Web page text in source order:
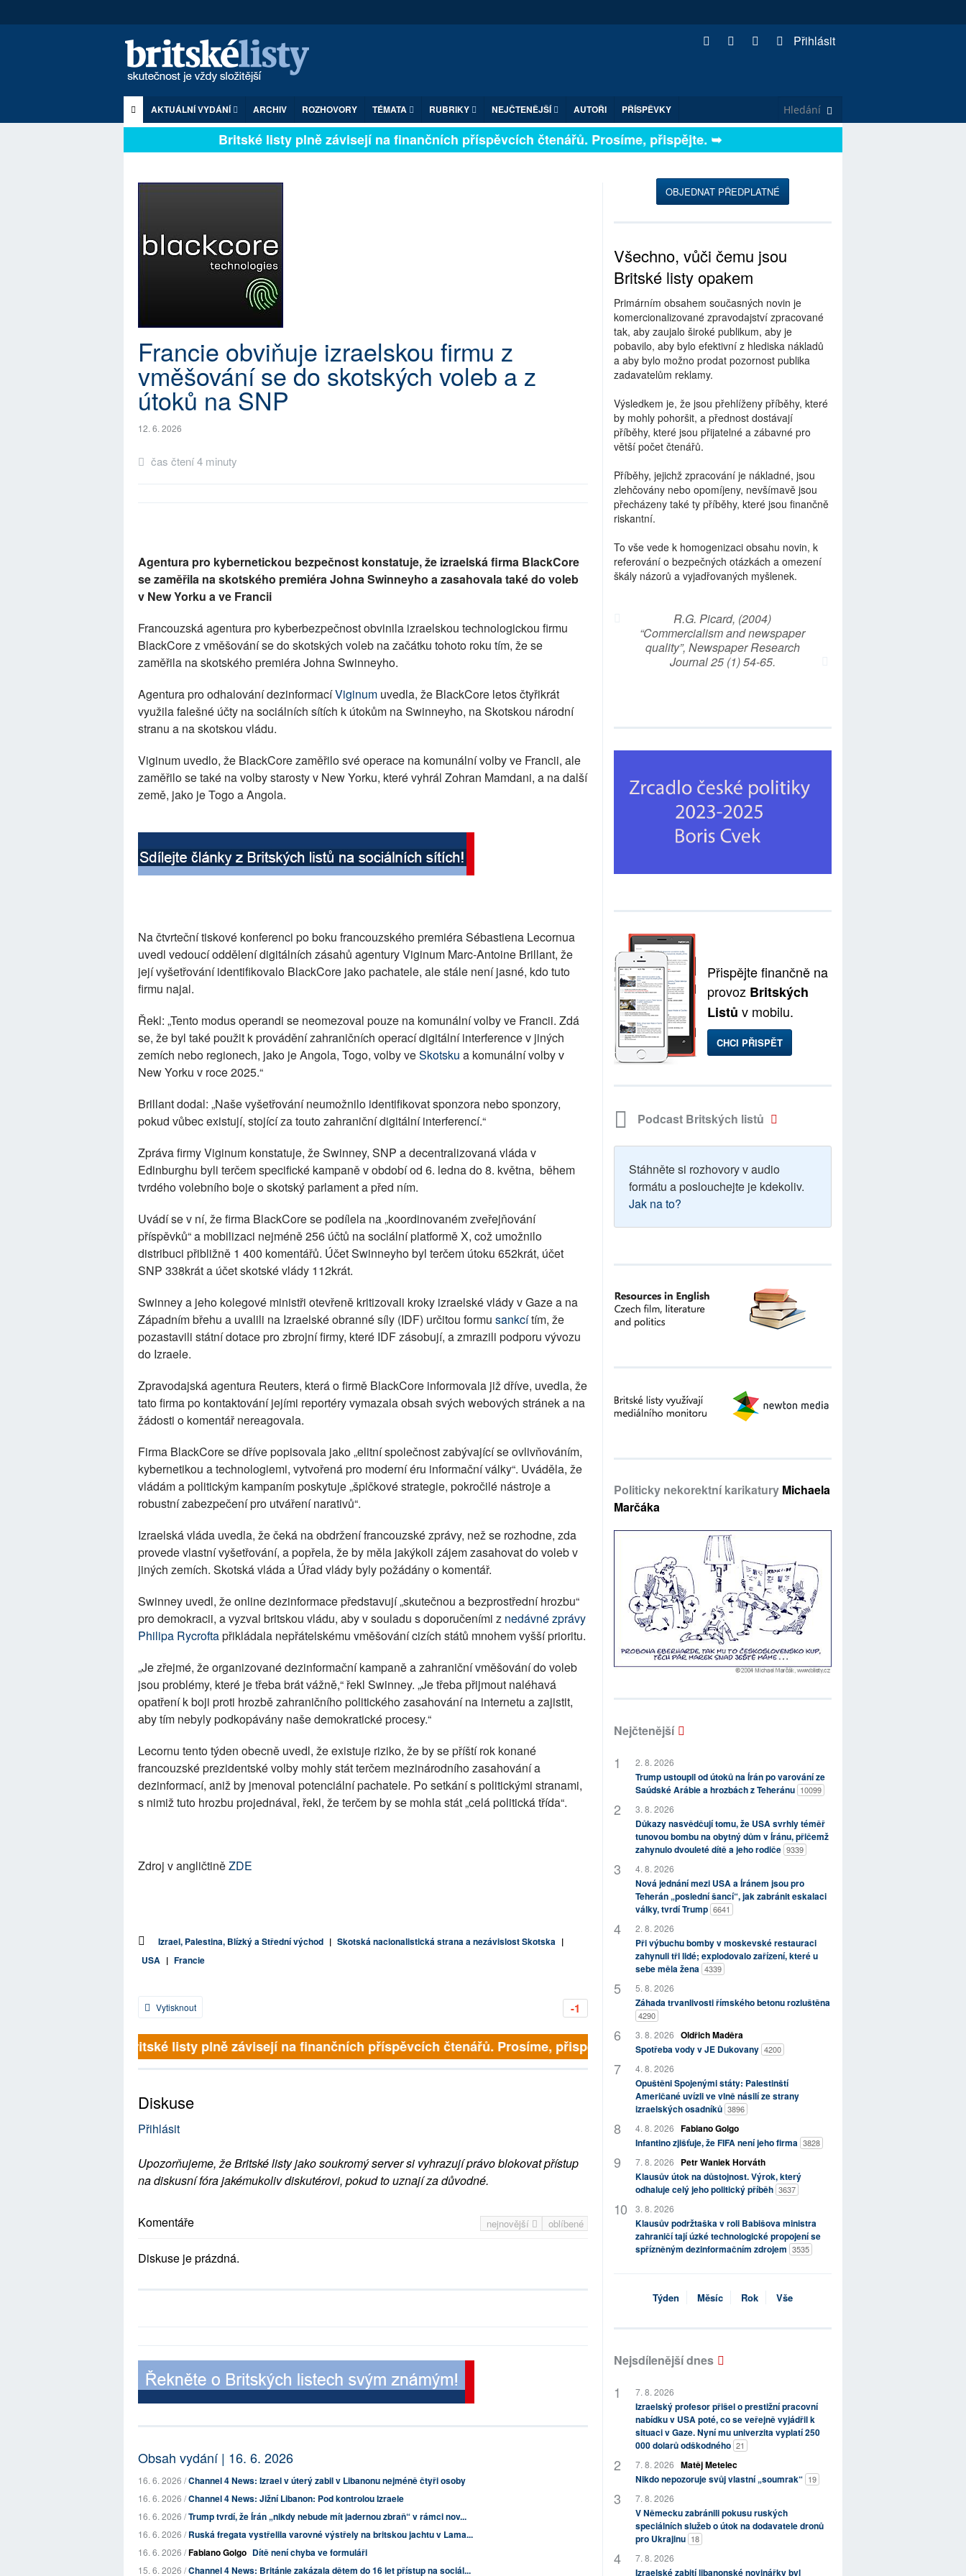
Přihlásit
AKTUÁLNÍ VYDÁNÍ ARCHIV ROZHOVORY TÉMATA RUBRIKY NEJČTENĚJŠÍ AUTOŘI PŘÍSPĚVKY
Britské listy plně závisejí na finančních příspěvcích čtenářů. Prosíme, přispějte. ➥
Francie obviňuje izraelskou firmu z
vměšování se do skotských voleb a z
útoků na SNP
12. 6. 2026
čas čtení 4 minuty
Agentura pro kybernetickou bezpečnost konstatuje, že izraelská firma BlackCore
se zaměřila na skotského premiéra Johna Swinneyho a zasahovala také do voleb
v New Yorku a ve Francii
Francouzská agentura pro kyberbezpečnost obvinila izraelskou technologickou firmu
BlackCore z vměšování se do skotských voleb na začátku tohoto roku tím, že se
zaměřila na skotského premiéra Johna Swinneyho.
Agentura pro odhalování dezinformacíViginum uvedla, že BlackCore letos čtyřikrát
využila falešné účty na sociálních sítích k útokům na Swinneyho, na Skotskou národní
stranu a na skotskou vládu.
Viginum uvedlo, že BlackCore zaměřilo své operace na komunální volby ve Francii, ale
zaměřilo se také na volby starosty v New Yorku, které vyhrál Zohran Mamdani, a na další
země, jako je Togo a Angola.
Na čtvrteční tiskové konferenci po boku francouzského premiéra Sébastiena Lecornua
uvedl vedoucí oddělení digitálních zásahů agentury Viginum Marc-Antoine Brillant, že
její vyšetřování identifikovalo BlackCore jako pachatele, ale stále není jasné, kdo tuto
firmu najal.
Řekl: „Tento modus operandi se neomezoval pouze na komunální volby ve Francii. Zdá
se, že byl také použit k provádění zahraničních operací digitální interference v jiných
zemích nebo regionech, jako je Angola, Togo, volby veSkotsku a komunální volby v
New Yorku v roce 2025.“
Brillant dodal: „Naše vyšetřování neumožnilo identifikovat sponzora nebo sponzory,
pokud vůbec existují, stojící za touto zahraniční digitální interferencí.“
Zpráva firmy Viginum konstatuje, že Swinney, SNP a decentralizovaná vláda v
Edinburghu byli terčem specifické kampaně v období od 6. ledna do 8. května, během
tvrdého volebního boje o skotský parlament a před ním.
Uvádí se v ní, že firma BlackCore se podílela na „koordinovaném zveřejňování
příspěvků“ a mobilizaci nejméně 256 účtů na sociální platformě X, což umožnilo
distribuci přibližně 1 400 komentářů. Účet Swinneyho byl terčem útoku 652krát, účet
SNP 338krát a účet skotské vlády 112krát.
Swinney a jeho kolegové ministři otevřeně kritizovali kroky izraelské vlády v Gaze a na
Západním břehu a uvalili na Izraelské obranné síly (IDF) určitou formu sankcítím, že
pozastavili státní dotace pro zbrojní firmy, které IDF zásobují, a zmrazili podporu vývozu
do Izraele.
Zpravodajská agentura Reuters, která o firmě BlackCore informovala již dříve, uvedla, že
tato firma po kontaktování jejími reportéry vymazala obsah svých webových stránek a na
žádosti o komentář nereagovala.
Firma BlackCore se dříve popisovala jako „elitní společnost zabývající se ovlivňováním,
kybernetikou a technologiemi, vytvořená pro moderní éru informační války“. Uváděla, že
vládám a politickým kampaním poskytuje „špičkové strategie, pokročilé nástroje a
robustní zabezpečení pro utváření narativů“.
Izraelská vláda uvedla, že čeká na obdržení francouzské zprávy, než se rozhodne, zda
provede vlastní vyšetřování, a popřela, že by měla jakýkoli zájem zasahovat do voleb v
jiných zemích. Skotská vláda a Úřad vlády byly požádány o komentář.
Swinney uvedl, že online dezinformace představují „skutečnou a bezprostřední hrozbu“
pro demokracii, a vyzval britskou vládu, aby v souladu s doporučeními z nedávné zprávy
Philipa Rycroftapřikládala nepřátelskému vměšování cizích států mnohem vyšší prioritu.
„Je zřejmé, že organizované dezinformační kampaně a zahraniční vměšování do voleb
jsou problémy, které je třeba brát vážně,“ řekl Swinney. „Je třeba přijmout naléhavá
opatření k boji proti hrozbě zahraničního politického zasahování na internetu a zajistit,
aby tím nebyly podkopávány naše demokratické procesy.“
Lecornu tento týden obecně uvedl, že existuje riziko, že by se příští rok konané
francouzské prezidentské volby mohly stát terčem mezinárodního zasahování a
dezinformací, aniž by jmenoval potenciální pachatele. Po setkání s politickými stranami,
s nimiž tuto hrozbu projednával, řekl, že terčem by se mohla stát „celá politická třída“.
Zdroj v angličtiněZDE
Izrael, Palestina, Blízký a Střední východ | Skotská nacionalistická strana a nezávislost Skotska |
USA | Francie
-1
Vytisknout
Britské listy plně závisejí na finančních příspěvcích čtenářů. Prosíme, přispějte. ➥
Diskuse
Přihlásit
Upozorňujeme, že Britské listy jako soukromý server si vyhrazují právo blokovat přístup
na diskusní fóra jakémukoliv diskutérovi, pokud to uznají za důvodné.
nejnovější oblíbené
Komentáře
Diskuse je prázdná.
Obsah vydání | 16. 6. 2026
16. 6. 2026 /Channel 4 News: Izrael v úterý zabil v Libanonu nejméně čtyři osoby
16. 6. 2026 /Channel 4 News: Jižní Libanon: Pod kontrolou Izraele
16. 6. 2026 /Trump tvrdí, že Írán „nikdy nebude mít jadernou zbraň“ v rámci nov...
16. 6. 2026 /Ruská fregata vystřelila varovné výstřely na britskou jachtu v Lama...
16. 6. 2026 /Fabiano Golgo Dítě není chyba ve formuláři
15. 6. 2026 /Channel 4 News: Británie zakázala dětem do 16 let přístup na sociál...
OBJEDNAT PŘEDPLATNÉ
Všechno, vůči čemu jsou
Britské listy opakem
Primárním obsahem současných novin je
komercionalizované zpravodajství zpracované
tak, aby zaujalo široké publikum, aby je
pobavilo, aby bylo efektivní z hlediska nákladů
a aby bylo možno prodat pozornost publika
zadavatelům reklamy.
Výsledkem je, že jsou přehlíženy příběhy, které
by mohly pohoršit, a přednost dostávají
příběhy, které jsou přijatelné a zábavné pro
větší počet čtenářů.
Příběhy, jejichž zpracování je nákladné, jsou
zlehčovány nebo opomíjeny, nevšímavě jsou
přecházeny také ty příběhy, které jsou finančně
riskantní.
To vše vede k homogenizaci obsahu novin, k
referování o bezpečných otázkách a omezení
škály názorů a vyjadřovaných myšlenek.
R.G. Picard, (2004)
“Commercialism and newspaper
quality”, Newspaper Research
Journal 25 (1) 54-65.
Přispějte finančně na
provoz Britských
Listů v mobilu.
CHCI PŘISPĚT
Podcast Britských listů
Stáhněte si rozhovory v audio
formátu a poslouchejte je kdekoliv.
Jak na to?
Politicky nekorektní karikatury Michaela
Marčáka
Nejčtenější
2. 8. 2026
Trump ustoupil od útoků na Írán po varování ze
Saúdské Arábie a hrozbách z Teheránu 10099
3. 8. 2026
Důkazy nasvědčují tomu, že USA svrhly téměř
tunovou bombu na obytný dům v Íránu, přičemž
zahynulo dvouleté dítě a jeho rodiče 9339
4. 8. 2026
Nová jednání mezi USA a Íránem jsou pro
Teherán „poslední šancí“, jak zabránit eskalaci
války, tvrdí Trump 6641
2. 8. 2026
Při výbuchu bomby v moskevské restauraci
zahynuli tři lidé; explodovalo zařízení, které u
sebe měla žena 4339
5. 8. 2026
Záhada trvanlivosti římského betonu rozluštěna
4290
3. 8. 2026 Oldřich Maděra
Spotřeba vody v JE Dukovany 4200
4. 8. 2026
Opuštěni Spojenými státy: Palestinští
Američané uvízli ve vlně násilí ze strany
izraelských osadníků 3896
4. 8. 2026 Fabiano Golgo
Infantino zjišťuje, že FIFA není jeho firma 3828
7. 8. 2026
Petr Waniek Horváth
Klausův útok na důstojnost. Výrok, který
odhaluje celý jeho politický příběh 3637
3. 8. 2026
Klausův podržtaška v roli Babišova ministra
zahraničí tají úzké technologické propojení se
spřízněným dezinformačním zdrojem 3535
Týden Měsíc Rok Vše
Nejsdílenější dnes
7. 8. 2026
Izraelský profesor přišel o prestižní pracovní
nabídku v USA poté, co se veřejně vyjádřil k
situaci v Gaze. Nyní mu univerzita vyplatí 250
000 dolarů odškodného 21
7. 8. 2026 Matěj Metelec
Nikdo nepozoruje svůj vlastní „soumrak“ 19
7. 8. 2026
V Německu zabránili pokusu ruských
speciálních služeb o útok na dodavatele dronů
pro Ukrajinu 18
7. 8. 2026
Izraelské zabití libanonské novinářky byl